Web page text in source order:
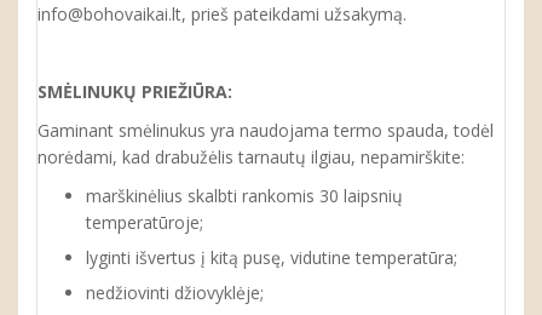
info@bohovaikai.lt, prieš pateikdami užsakymą.
SMĖLINUKŲ PRIEŽIŪRA:
Gaminant smėlinukus yra naudojama termo spauda, todėl
norėdami, kad drabužėlis tarnautų ilgiau, nepamirškite:
marškinėlius skalbti rankomis 30 laipsnių
temperatūroje;
lyginti išvertus į kitą pusę, vidutine temperatūra;
nedžiovinti džiovyklėje;